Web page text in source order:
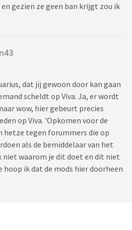
gezien ze geen ban krijgt zou ik
dat jij gewoon door kan gaan
scheldt op Viva. Ja, er wordt
wow, hier gebeurt precies
op Viva. 'Opkomen voor de
hetze tegen forummers die op
als de bemiddelaar van het
niet waarom je dit doet en dit niet
ik dat de mods hier doorheen